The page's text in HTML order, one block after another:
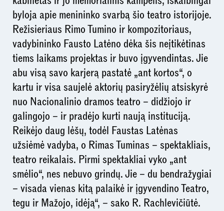
byloja apie menininko svarbą šio teatro istorijoje.
Režisieriaus Rimo Tumino ir kompozitoriaus,
vadybininko Fausto Latėno dėka šis neįtikėtinas
tiems laikams projektas ir buvo įgyvendintas. Jie
abu visą savo karjerą pastatė „ant kortos“, o
kartu ir visa saujelė aktorių pasiryžėlių atsiskyrė
nuo Nacionalinio dramos teatro – didžiojo ir
galingojo – ir pradėjo kurti naują instituciją.
Reikėjo daug lėšų, todėl Faustas Latėnas
užsiėmė vadyba, o Rimas Tuminas – spektakliais,
teatro reikalais. Pirmi spektakliai vyko „ant
smėlio“, nes nebuvo grindų. Jie – du bendražygiai
– visada vienas kitą palaikė ir įgyvendino Teatro,
tegu ir Mažojo, idėją“, – sako R. Rachlevičiūtė.